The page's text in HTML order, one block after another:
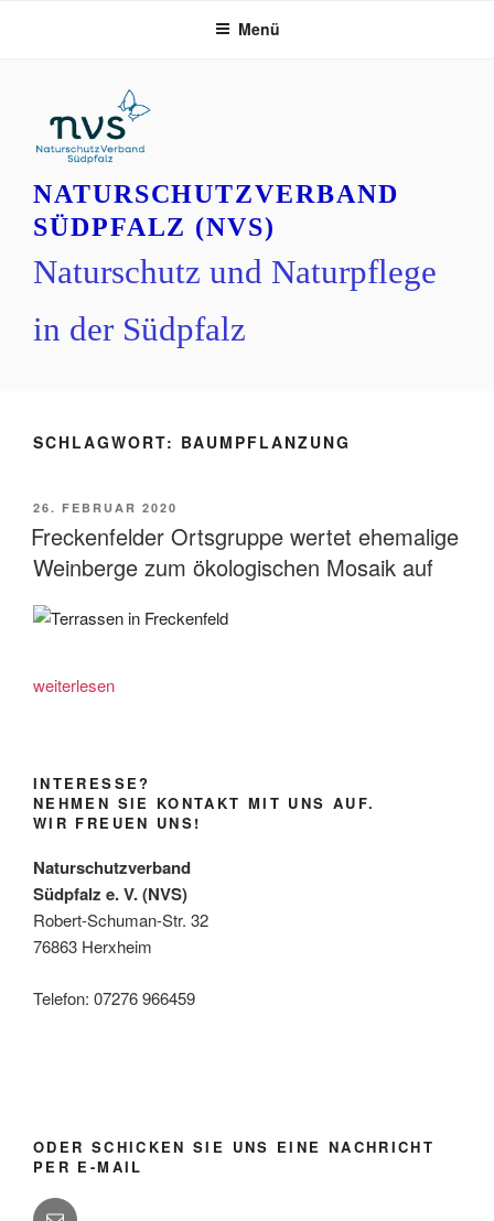
NATURSCHUTZVERBAND
SÜDPFALZ (NVS)
Naturschutz und Naturpflege
in der Südpfalz
Menü
SCHLAGWORT: BAUMPFLANZUNG
VERÖFFENTLICHT
AM
26. FEBRUAR 2020
Freckenfelder Ortsgruppe wertet ehemalige
Weinberge zum ökologischen Mosaik auf
„Freckenfelder
Weinberge
zum
Mosaik
auf“
weiterlesen
INTERESSE?
NEHMEN SIE KONTAKT MIT UNS AUF.
WIR FREUEN UNS!
Naturschutzverband
Südpfalz e. V. (NVS)
Robert-Schuman-Str. 32
76863 Herxheim
Telefon: 07276 966459
ODER SCHICKEN SIE UNS EINE NACHRICHT
PER E-MAIL